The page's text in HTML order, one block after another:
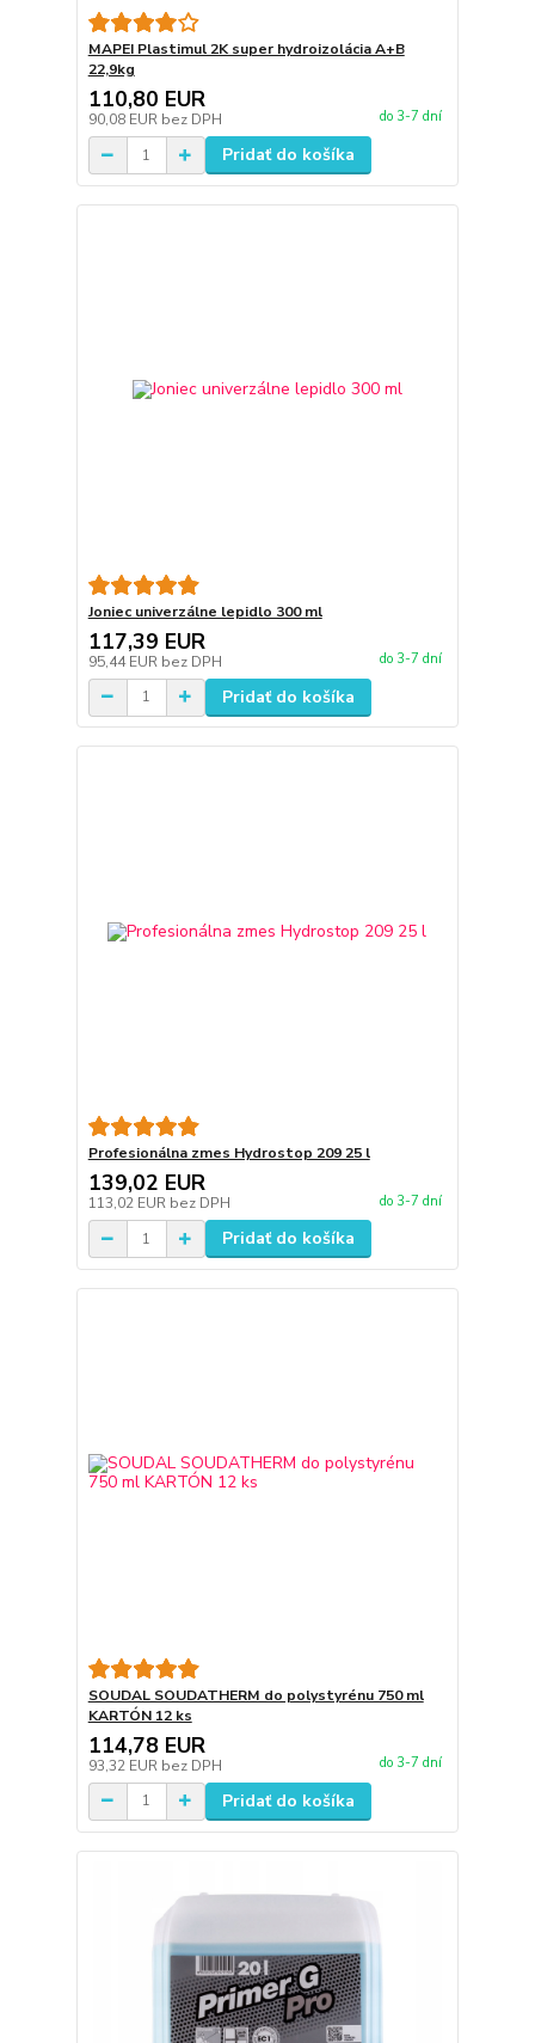
MAPEI Plastimul 2K super hydroizolácia A+B
22,9kg
110,80 EUR
90,08 EUR bez DPH do 3-7 dní
Pridať do košíka
Joniec univerzálne lepidlo 300 ml
117,39 EUR
95,44 EUR bez DPH do 3-7 dní
Pridať do košíka
Profesionálna zmes Hydrostop 209 25 l
139,02 EUR
113,02 EUR bez DPH do 3-7 dní
Pridať do košíka
SOUDAL SOUDATHERM do polystyrénu 750 ml
KARTÓN 12 ks
114,78 EUR
93,32 EUR bez DPH do 3-7 dní
Pridať do košíka